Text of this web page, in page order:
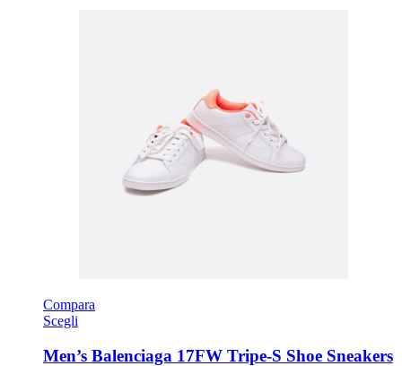
Compara
Scegli
Men’s Balenciaga 17FW Tripe-S Shoe Sneakers